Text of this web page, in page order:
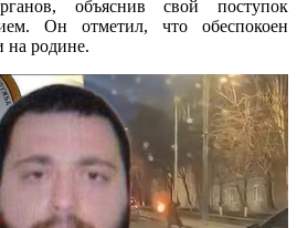
объяснив свой поступок
Он отметил, что обеспокоен
на родине.